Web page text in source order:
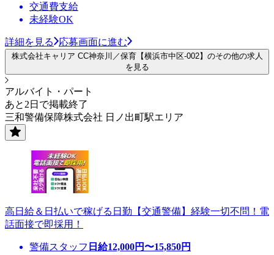
交通費支給
未経験OK
詳細を見る 応募画面に進む
株式会社キャリア CC神奈川／保育【横浜市中区-002】のその他の求人
を見る
アルバイト・パート
あと2日で掲載終了
三和警備保障株式会社 日ノ出町駅エリア
高日給＆日払いで稼げる日勤【交通警備】経験一切不問！電
話面接で即採用！
警備スタッフ 日給12,000円〜15,850円